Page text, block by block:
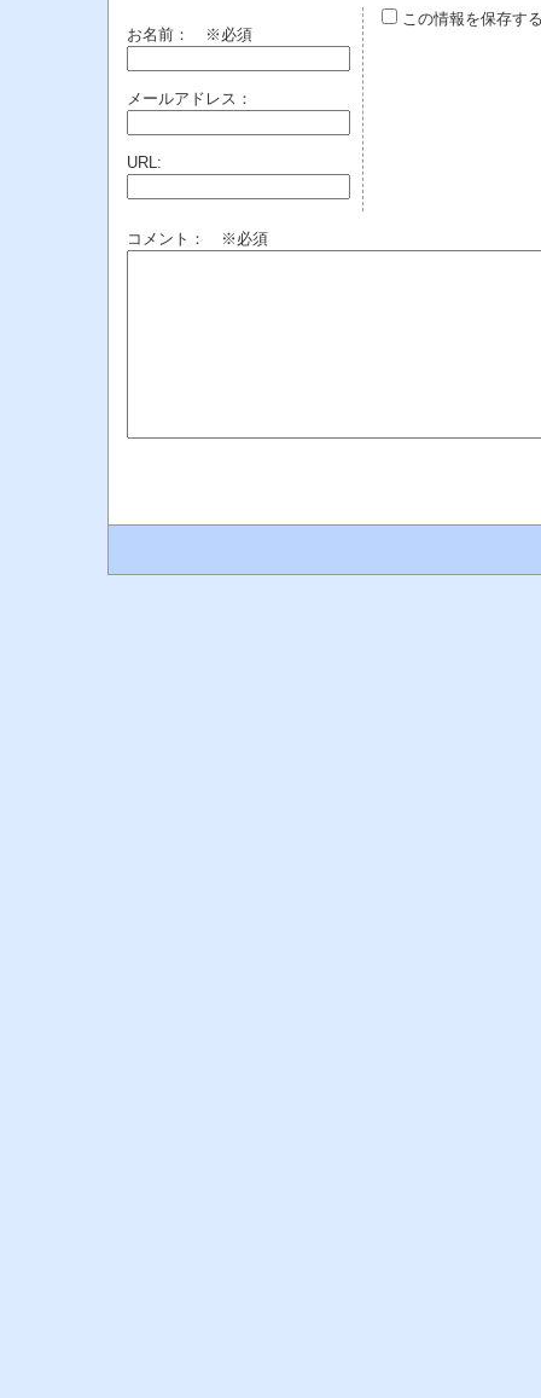
お名前： ※必須
メールアドレス：
URL:
この情報を保存す
コメント： ※必須